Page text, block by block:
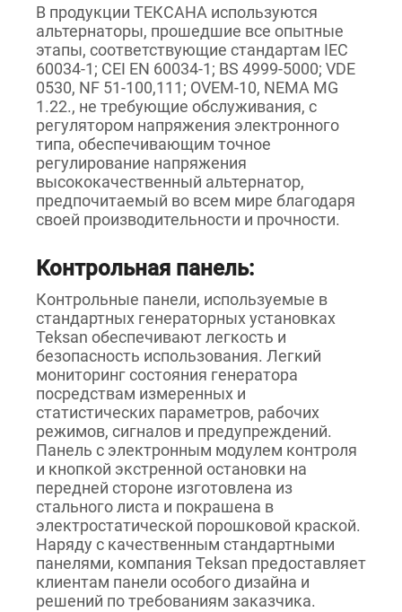
В продукции ТЕКСАНА используются
альтернаторы, прошедшие все опытные
этапы, соответствующие стандартам IEC
60034-1; CEI EN 60034-1; BS 4999-5000; VDE
0530, NF 51-100,111; OVEM-10, NEMA MG
1.22., не требующие обслуживания, с
регулятором напряжения электронного
типа, обеспечивающим точное
регулирование напряжения
высококачественный альтернатор,
предпочитаемый во всем мире благодаря
своей производительности и прочности.
Контрольная панель:
Контрольные панели, используемые в
стандартных генераторных установках
Teksan обеспечивают легкость и
безопасность использования. Легкий
мониторинг состояния генератора
посредствам измеренных и
статистических параметров, рабочих
режимов, сигналов и предупреждений.
Панель с электронным модулем контроля
и кнопкой экстренной остановки на
передней стороне изготовлена из
стального листа и покрашена в
электростатической порошковой краской.
Наряду с качественным стандартными
панелями, компания Teksan предоставляет
клиентам панели особого дизайна и
решений по требованиям заказчика.